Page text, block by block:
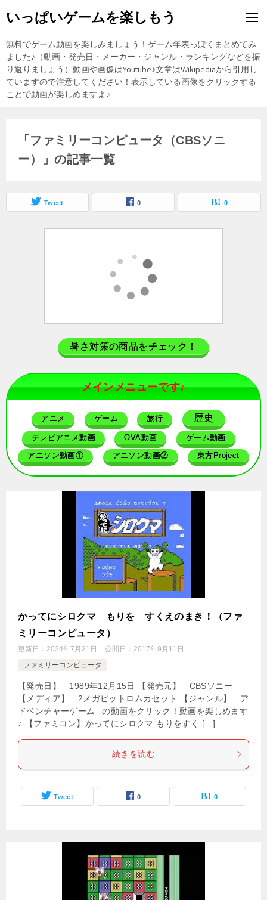
いっぱいゲームを楽しもう
無料でゲーム動画を楽しみましょう！ゲーム年表っぽくまとめてみ
ました♪（動画・発売日・メーカー・ジャンル・ランキングなどを振
り返りましょう）動画や画像はYoutube♪文章はWikipediaから引用し
ていますので注意してください！表示している画像をクリックする
ことで動画が楽しめますよ♪
「ファミリーコンピュータ（CBSソニ
ー）」の記事一覧
Tweet 0 0
暑さ対策の商品をチェック！
メインメニューです♪
アニメ ゲーム 旅行 歴史
テレビアニメ動画 OVA動画 ゲーム動画
アニソン動画① アニソン動画② 東方Project
かってにシロクマ もりを すくえのまき！（ファ
ミリーコンピュータ）
更新日： 2024年7月21日 公開日： 2017年9月11日
ファミリーコンピュータ
【発売日】 1989年12月15日 【発売元】 CBSソニー
【メディア】 2メガビットロムカセット 【ジャンル】 ア
ドベンチャーゲーム ↓の動画をクリック！動画を楽しめます
♪ 【ファミコン】かってにシロクマ もりをすく […]
続きを読む
Tweet 0 0